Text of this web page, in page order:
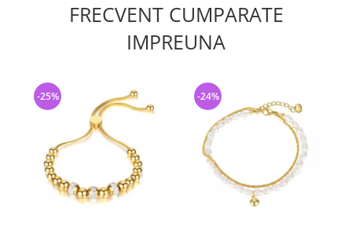
FRECVENT CUMPARATE
IMPREUNA
-25% -24%